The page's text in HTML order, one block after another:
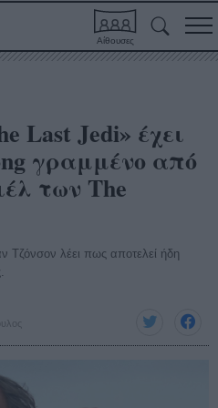
Αίθουσες
Last Jedi» έχει
γραμμένο από
των The
Τζόνσον λέει πως αποτελεί ήδη